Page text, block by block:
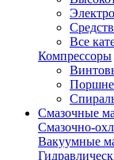
Все
Компрессоры
Смазочные
Смазочно-
Вакуумные